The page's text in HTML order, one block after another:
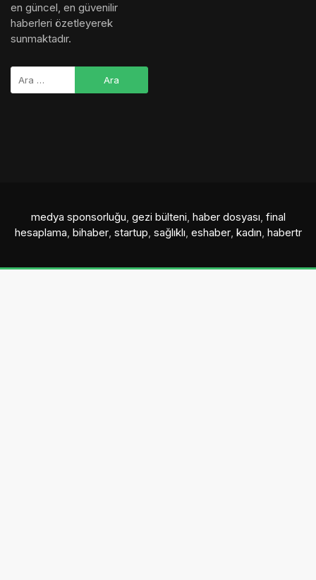
en güncel, en güvenilir
haberleri özetleyerek
sunmaktadır.
medya sponsorluğu, gezi bülteni, haber dosyası, final
hesaplama, bihaber, startup, sağlıklı, eshaber, kadın, habertr